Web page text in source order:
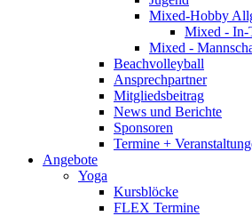
Mixed-Hobby
Mixed - In-
Mixed -
Beachvolleyball
Ansprechpartner
Mitgliedsbeitrag
News und Berichte
Sponsoren
Termine +
Angebote
Yoga
Kursblöcke
FLEX Termine